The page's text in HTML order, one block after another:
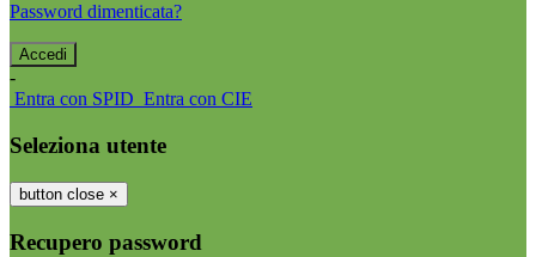
Password dimenticata?
-
Entra con SPID Entra con CIE
Seleziona utente
button close ×
Recupero password